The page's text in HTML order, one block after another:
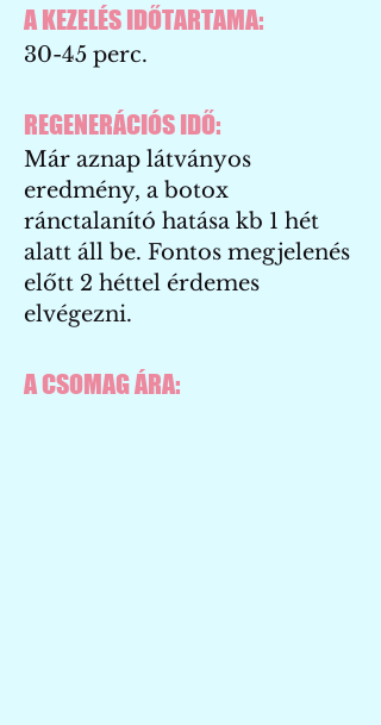
A KEZELÉS IDŐTARTAMA:
30-45 perc.
REGENERÁCIÓS IDŐ:
Már aznap látványos
eredmény, a botox
ránctalanító hatása kb 1 hét
alatt áll be. Fontos megjelenés
előtt 2 héttel érdemes
elvégezni.
A CSOMAG ÁRA: